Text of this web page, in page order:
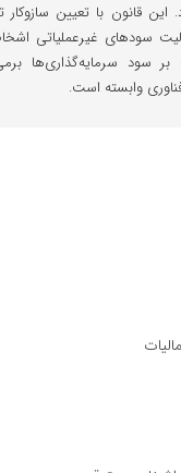
قانون با تعیین سازوکار
سودهای غیرعملیاتی
بر سود سرمایه‌گذاری‌ها
وابسته است.